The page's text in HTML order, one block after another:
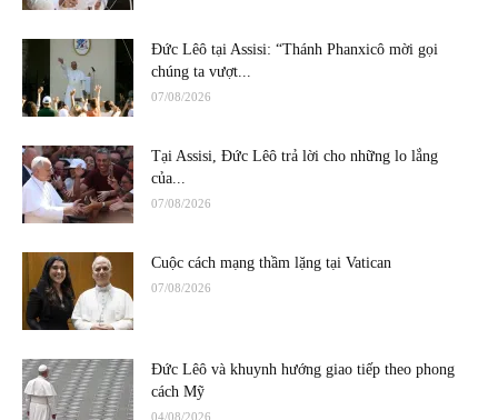
Đức Lêô tại Assisi: “Thánh Phanxicô mời gọi
chúng ta vượt...
07/08/2026
Tại Assisi, Đức Lêô trả lời cho những lo lắng
của...
07/08/2026
Cuộc cách mạng thầm lặng tại Vatican
07/08/2026
Đức Lêô và khuynh hướng giao tiếp theo phong
cách Mỹ
04/08/2026